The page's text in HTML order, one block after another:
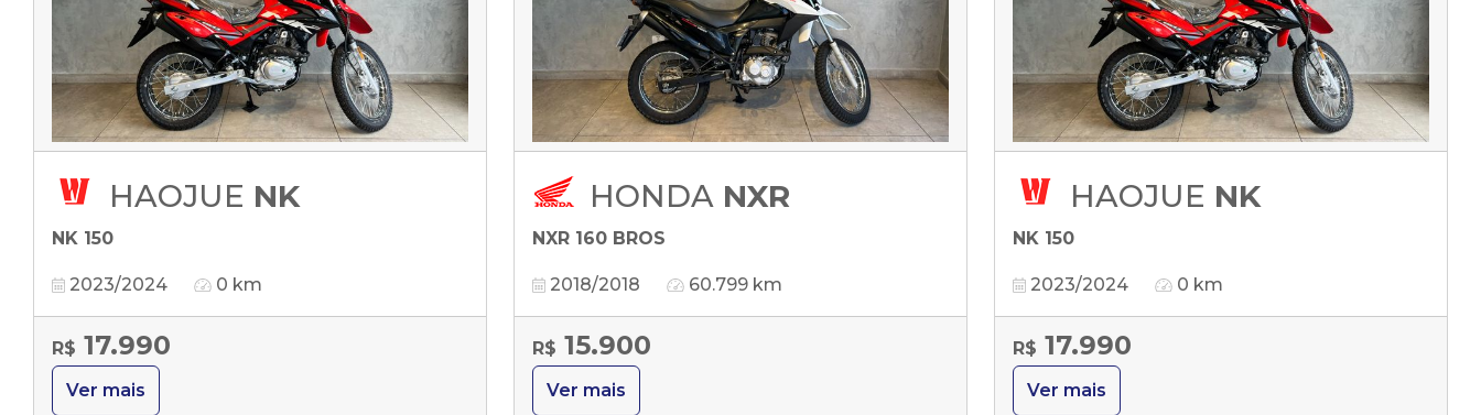
HAOJUE NK
NK 150
2023/2024 0 km
R$ 17.990
Ver mais
HONDA NXR
NXR 160 BROS
2018/2018 60.799 km
R$ 15.900
Ver mais
HAOJUE NK
NK 150
2023/2024 0 km
R$ 17.990
Ver mais